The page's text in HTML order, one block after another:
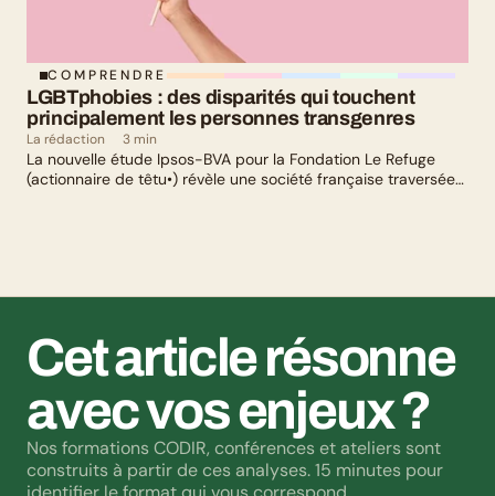
COMPRENDRE
LGBTphobies : des disparités qui touchent
principalement les personnes transgenres
La rédaction 3 min
La nouvelle étude Ipsos-BVA pour la Fondation Le Refuge
(actionnaire de têtu•) révèle une société française traversée
Cet article résonne
avec vos enjeux ?
Nos formations CODIR, conférences et ateliers sont
construits à partir de ces analyses. 15 minutes pour